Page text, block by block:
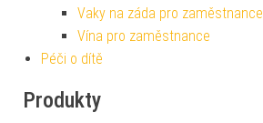
Vaky na záda pro zaměstnance
Vína pro zaměstnance
Péči o dítě
Produkty